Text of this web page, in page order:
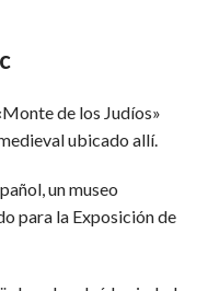
de los Judíos»
ubicado allí.
un museo
para la Exposición de